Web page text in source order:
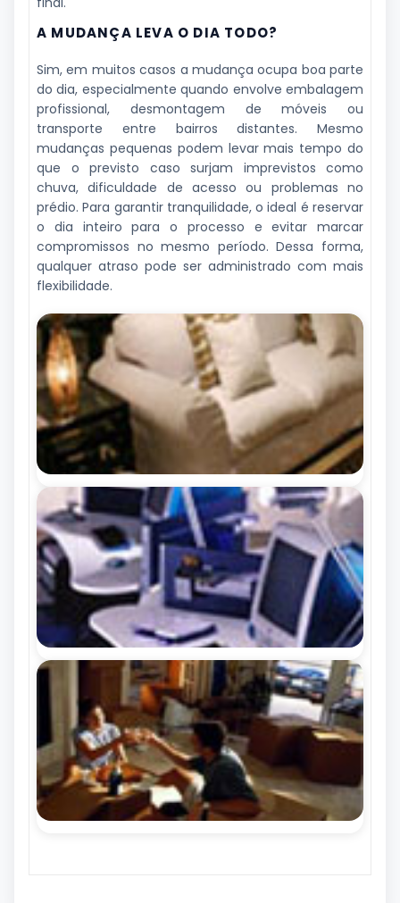
A MUDANÇA LEVA O DIA TODO?
Sim, em muitos casos a mudança ocupa boa parte
do dia, especialmente quando envolve embalagem
profissional, desmontagem de móveis ou
transporte entre bairros distantes. Mesmo
mudanças pequenas podem levar mais tempo do
que o previsto caso surjam imprevistos como
chuva, dificuldade de acesso ou problemas no
prédio. Para garantir tranquilidade, o ideal é reservar
o dia inteiro para o processo e evitar marcar
compromissos no mesmo período. Dessa forma,
qualquer atraso pode ser administrado com mais
flexibilidade.